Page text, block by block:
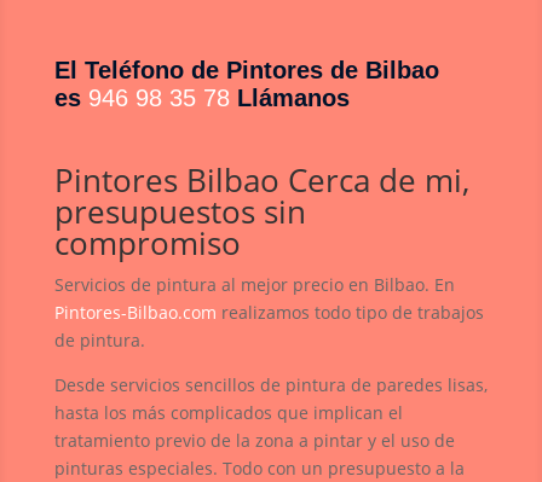
El Teléfono de Pintores de Bilbao
es 946 98 35 78 Llámanos
Pintores Bilbao Cerca de mi,
presupuestos sin
compromiso
Servicios de pintura al mejor precio en Bilbao. En
Pintores-Bilbao.com realizamos todo tipo de trabajos
de pintura.
Desde servicios sencillos de pintura de paredes lisas,
hasta los más complicados que implican el
tratamiento previo de la zona a pintar y el uso de
pinturas especiales. Todo con un presupuesto a la